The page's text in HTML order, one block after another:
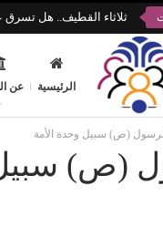
ثلاثاء القطيف.. هل تسرق
الرئيسية عن
(ص) سبيل وحدة الأمة
(ص)